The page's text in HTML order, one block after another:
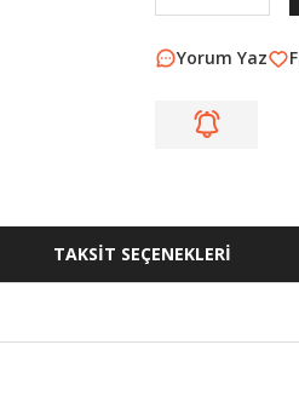
Yorum Yaz
TAKSİT SEÇENEKLERİ